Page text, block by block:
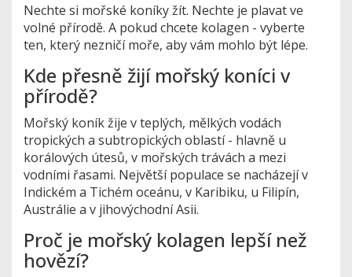
Nechte si mořské koníky žít. Nechte je plavat ve
volné přírodě. A pokud chcete kolagen - vyberte
ten, který nezničí moře, aby vám mohlo být lépe.
Kde přesně žijí mořský koníci v
přírodě?
Mořský koník žije v teplých, mělkých vodách
tropických a subtropických oblastí - hlavně u
korálových útesů, v mořských trávách a mezi
vodními řasami. Největší populace se nacházejí v
Indickém a Tichém oceánu, v Karibiku, u Filipín,
Austrálie a v jihovýchodní Asii.
Proč je mořský kolagen lepší než
hovězí?